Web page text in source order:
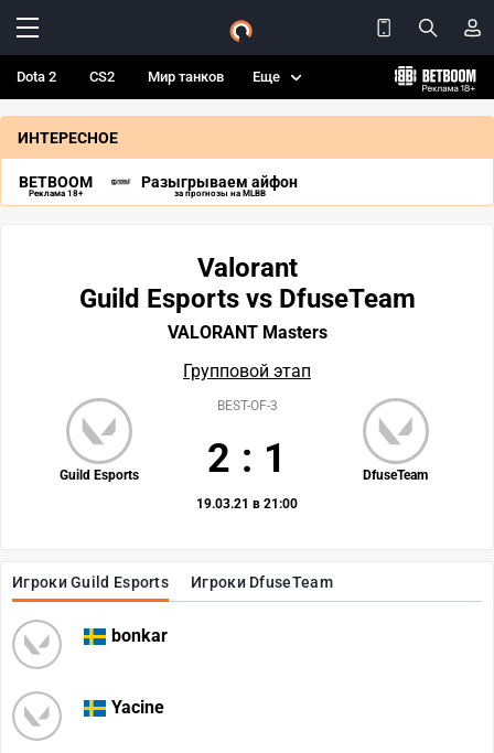
Dota 2 CS2 Мир танков Еще
ИНТЕРЕСНОЕ
BETBOOM
Реклама 18+
Разыгрываем айфон
за прогнозы на MLBB
Игроки Guild Esports Игроки DfuseTeam
bonkar
Yacine
Valorant
Guild Esports vs DfuseTeam
VALORANT Masters
Групповой этап
Guild Esports DfuseTeam
BEST-OF-3
2 : 1
19.03.21 в 21:00